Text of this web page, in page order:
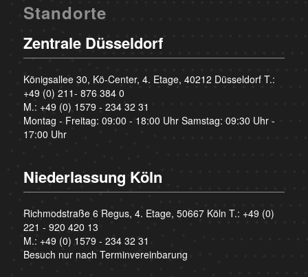
Standorte
Zentrale Düsseldorf
Königsallee 30, Kö-Center, 4. Etage, 40212 Düsseldorf T.:
+49 (0) 211- 876 384 0
M.: +49 (0) 1579 - 234 32 31
Montag - Freitag: 09:00 - 18:00 Uhr Samstag: 09:30 Uhr -
17:00 Uhr
Niederlassung Köln
Richmodstraße 6 Regus, 4. Etage, 50667 Köln T.: +49 (0)
221 - 920 420 13
M.: +49 (0) 1579 - 234 32 31
Besuch nur nach Terminvereinbarung